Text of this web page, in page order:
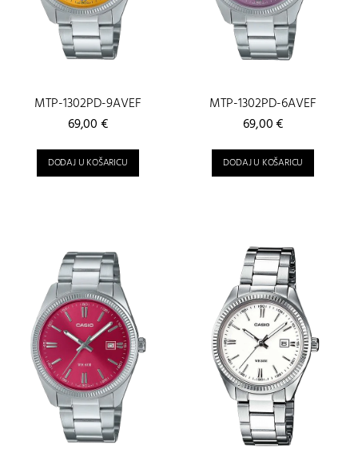
MTP-1302PD-9AVEF
69,00€
DODAJ U KOŠARICU
MTP-1302PD-6AVEF
69,00€
DODAJ U KOŠARICU